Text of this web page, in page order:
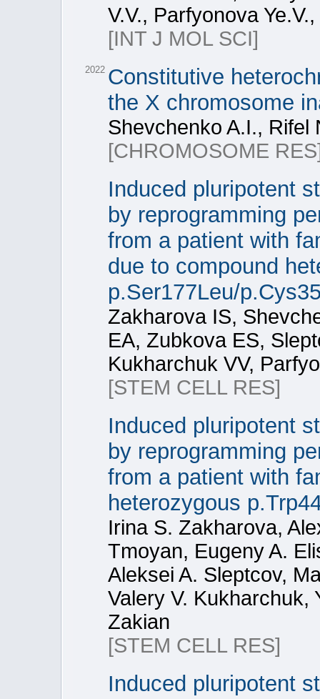
V.V., Parfyonova
[INT J MOL SCI]
2022 Constitutive
the X chromosome
Shevchenko A.I., Rifel
[CHROMOSOME
Induced pluripotent
by reprogramming
from a patient with
due to compound
p.Ser177Leu/
Zakharova IS,
EA, Zubkova ES,
Kukharchuk VV,
[STEM CELL RES]
Induced pluripotent
by reprogramming
from a patient with
heterozygous
Irina S. Zakharova,
Tmoyan, Eugeny A.
Aleksei A. Sleptcov,
Valery V. Kukharchuk,
Zakian
[STEM CELL RES]
Induced pluripotent